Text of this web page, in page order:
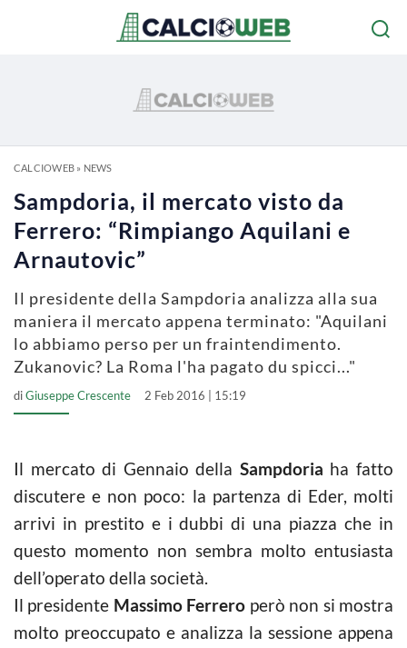
CALCIOWEB» NEWS
Sampdoria, il mercato visto da
Ferrero: “Rimpiango Aquilani e
Arnautovic”
Il presidente della Sampdoria analizza alla sua
maniera il mercato appena terminato: "Aquilani
lo abbiamo perso per un fraintendimento.
Zukanovic? La Roma l'ha pagato du spicci..."
diGiuseppe Crescente 2 Feb 2016 | 15:19
Il mercato di Gennaio della Sampdoria ha fatto
discutere e non poco: la partenza di Eder, molti
arrivi in prestito e i dubbi di una piazza che in
questo momento non sembra molto entusiasta
dell’operato della società.
Il presidente Massimo Ferrero però non si mostra
molto preoccupato e analizza la sessione appena